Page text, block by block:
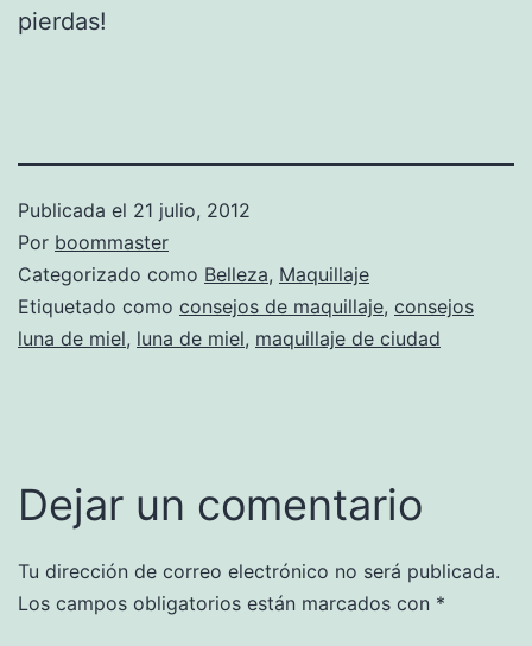
pierdas!
Publicada el 21 julio, 2012
Por boommaster
Categorizado como Belleza, Maquillaje
Etiquetado como consejos de maquillaje, consejos
luna de miel, luna de miel, maquillaje de ciudad
Dejar un comentario
Tu dirección de correo electrónico no será publicada.
Los campos obligatorios están marcados con *